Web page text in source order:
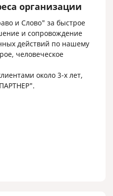
организации
и Слово" за быстрое
и сопровождение
действий по нашему
человеческое
около 3-х лет,